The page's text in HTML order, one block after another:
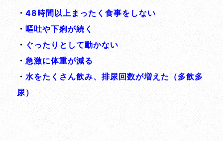
・ 48時間以上まったく食事をしない
・嘔吐や下痢が続く
・ ぐったりとして動かない
・ 急激に体重が減る
・ 水をたくさん飲み、排尿回数が増えた（多飲多
尿）